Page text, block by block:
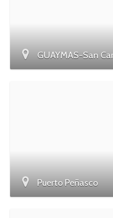
GUAYMAS-San
Puerto Peñasco